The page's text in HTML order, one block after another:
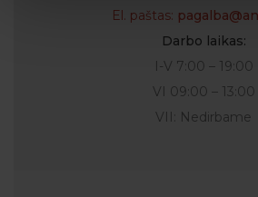
El. paštas:
Darbo laikas:
I-V 7:00 – 19:00
VI 09:00 – 13:00
VII: Nedirbame